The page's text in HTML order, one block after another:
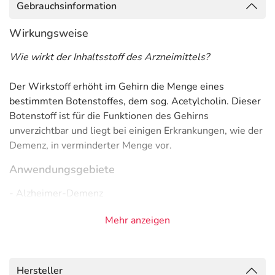
Gebrauchsinformation
Wirkungsweise
Wie wirkt der Inhaltsstoff des Arzneimittels?
Der Wirkstoff erhöht im Gehirn die Menge eines
bestimmten Botenstoffes, dem sog. Acetylcholin. Dieser
Botenstoff ist für die Funktionen des Gehirns
unverzichtbar und liegt bei einigen Erkrankungen, wie der
Demenz, in verminderter Menge vor.
Anwendungsgebiete
- Alzheimer-Demenz
Immer:
Mehr anzeigen
Hersteller